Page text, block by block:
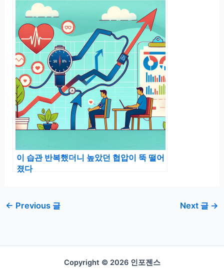
이 습관 반복했더니 높았던 협압이 뚝 떨어
졌다
← Previous 글 Next 글 →
Copyright © 2026 인포젠스